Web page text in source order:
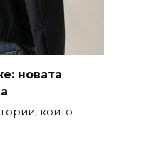
новата
които